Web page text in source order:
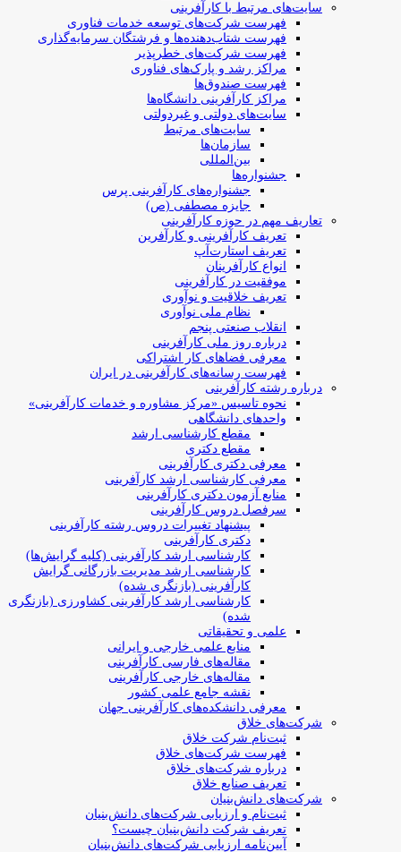
سایت‌های مرتبط با کارآفرینی
فهرست شرکت‌های‌‌ توسعه‌ خدمات فناوری
فهرست شتاب‌دهنده‌ها‌ و فرشتگان‌ سرمایه‌گذاری
فهرست شرکت‌های خطرپذیر
مراکز رشد و پارک‌های فناوری
فهرست صندوق‌ها
مراکز کارآفرینی دانشگاه‌ها
سایت‌های دولتی و غیردولتی
سایت‌های مرتبط
سازمان‌ها
بین‌المللی
جشنواره‌ها
جشنواره‌های کارآفرینی‌ پرس
جایزه مصطفی (ص)
تعاریف مهم در حوزه کارآفرینی
تعریف کارآفرینی و کارآفرین
تعریف استارت‌آپ
انواع کارآفرینان
موفقیت در کارآفرینی
تعریف خلاقیت و نوآوری
نظام ملی نوآوری
انقلاب صنعتی پنجم
درباره روز ملی کارآفرینی
معرفی فضاهای کار اشتراکی
فهرست رسانه‌های کارآفرینی در ایران
درباره رشته کارآفرینی
نحوه تاسیس «مرکز مشاوره و خدمات کارآفرینی»
واحدهای دانشگاهی
مقطع کارشناسی ارشد
مقطع دکتری
معرفی دکتری کارآفرینی
معرفی کارشناسی ارشد کارآفرینی
منابع آزمون دکتری کارآفرینی
سرفصل دروس کارآفرینی
پیشنهاد تغییرات دروس رشته کارآفرینی
دکتری کارآفرینی
کارشناسی ارشد کارآفرینی (کلیه گرایش‌ها)
کارشناسی ارشد مدیریت بازرگانی گرایش
کارآفرینی (بازنگری شده)
کارشناسی ارشد کارآفرینی کشاورزی (بازنگری
شده)
علمی و تحقیقاتی
منابع علمی خارجی و ایرانی
مقاله‌های فارسی کارآفرینی
مقاله‌های خارجی کارآفرینی
نقشه جامع علمی کشور
معرفی دانشکده‌های کارآفرینی جهان
شرکت‌های خلاق
ثبت‌نام شرکت خلاق
فهرست شرکت‌های خلاق
درباره شرکت‌های خلاق
تعریف صنایع خلاق
شرکت‌های دانش‌بنیان
ثبت‌نام و ارزیابی شرکت‌های دانش‌بنیان
تعریف شرکت دانش‌بنیان چیست؟
آیین‌نامه ارزیابی شرکت‌های دانش‌بنیان